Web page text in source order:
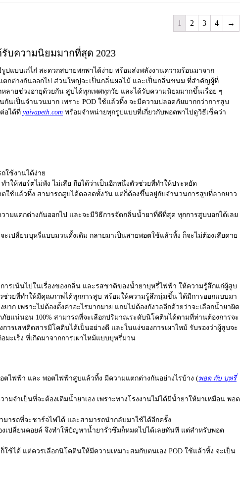
1 2 3 4 →
บความนิยมมากที่สุด 2023
บบเก๋ไก๋ สะดวกสบายพกพาได้ง่าย พร้อมส่งพลังงานความร้อนมาจาก
ตกต่างกันออกไป ส่วนใหญ่จะเป็นกลิ่นผลไม้ และเป็นกลิ่นขนม ที่สำคัญผู้ที่
ายช่วงอายุด้วยกัน สูบได้ทุกเพศทุกวัย และได้รับความนิยมมากขึ้นเรื่อย ๆ
กันเป็นจำนวนมาก เพราะ POD ใช้แล้วทิ้ง จะมีความปลอดภัยมากกว่าการสูบ
อได้ที่ yaivapeth.com พร้อมจำหน่ายทุกรูปแบบที่เกี่ยวกับพอตพาไปดูวิธีเช็คว่า
ใช้งานได้ง่าย
ให้พอร์ตไม่พัง ไม่เสีย ถือได้ว่าเป็นอีกหนึ่งตัวช่วยที่ทำให้ประหยัด
ใช้แล้วทิ้ง สามารถสูบได้ตลอดทั้งวัน แต่ก็ต้องขึ้นอยู่กับจำนวนการสูบที่ลากยาว
มแตกต่างกันออกไป และจะมีวิธีการจัดกลิ่นน้ำยาที่ดีที่สุด ทุกการสูบบอกได้เลย
ะเปลี่ยนบุหรี่แบบมวนดั้งเดิม กลายมาเป็นสายพอตใช้แล้วทิ้ง ก็จะไม่ต้องเสียดาย
รเน้นไปในเรื่องของกลิ่น และรสชาติของน้ำยาบุหรี่ไฟฟ้า ให้ความรู้สึกแก่ผู้สูบ
วยที่ทำให้มีคุณภาพได้ทุกการสูบ พร้อมให้ความรู้สึกนุ่มขึ้น ได้มีการออกแบบมา
ก เพราะไม่ต้องตั้งค่าอะไรมากมาย แถมไม่ต้องกังวลอีกด้วยว่าจะเลือกน้ำยาผิด
ภัยแน่นอน 100% สามารถที่จะเลือกปริมาณระดับนิโคตินได้ตามที่ท่านต้องการจะ
รเสพติดสารมีโคตินได้เป็นอย่างดี และในแง่ของการเผาไหม้ รับรองว่าผู้สูบจะ
มะเร็ง ที่เกิดมาจากการเผาไหม้แบบบุหรี่มวน
ตไฟฟ้า และ พอตไฟฟ้าสูบแล้วทิ้ง มีความแตกต่างกันอย่างไรบ้าง (พอต กับ บุหรี่
มจำเป็นที่จะต้องเติมน้ำยาเอง เพราะทางโรงงานไม่ได้มีน้ำยาให้มาเหมือน พอต
ารถที่จะชาร์จไฟได้ และสามารถนำกลับมาใช้ได้อีกครั้ง
เปลี่ยนคอยล์ จึงทำให้ปัญหาน้ำยารั่วซึมก็หมดไปได้เลยทันที แต่สำหรับพอต
ช้ได้ แต่ควรเลือกนิโคตินให้มีความเหมาะสมกับตนเอง POD ใช้แล้วทิ้ง จะเป็น